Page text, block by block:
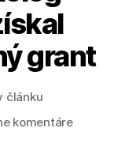
grant
článku
komentárena